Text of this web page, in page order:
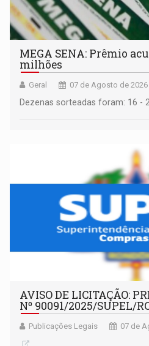
MEGA SENA: Prêmio
milhões
Geral 07 de Agosto de 2026
Dezenas sorteadas foram: 16 -
AVISO DE LICITAÇÃO:
Nº 90091/2025/SUPEL/
Publicações Legais 07 de